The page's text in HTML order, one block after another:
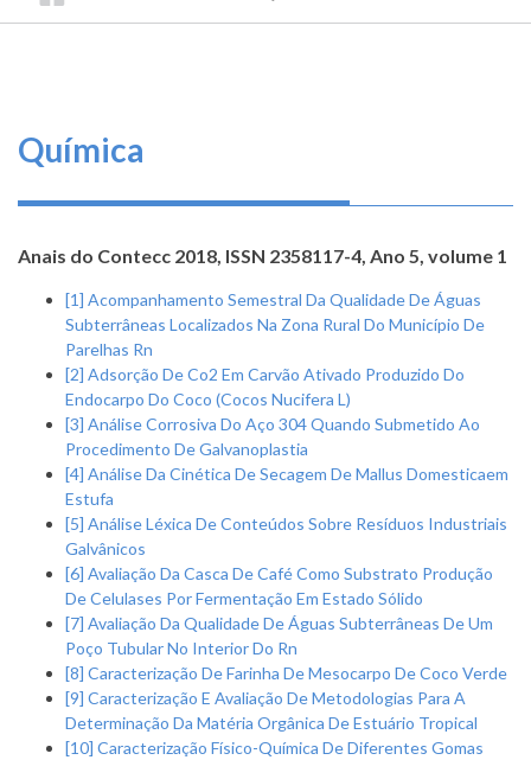
O
Conosco
Transparência
Prestação
Contas
TRILHA
CONSELHO
FEDERAL
Química
Anais do Contecc 2018, ISSN 2358117-4, Ano 5, volume 1
[1] Acompanhamento Semestral Da Qualidade De Águas
Subterrâneas Localizados Na Zona Rural Do Município De
Parelhas Rn
[2] Adsorção De Co2 Em Carvão Ativado Produzido Do
Endocarpo Do Coco (Cocos Nucifera L)
[3] Análise Corrosiva Do Aço 304 Quando Submetido Ao
Procedimento De Galvanoplastia
[4] Análise Da Cinética De Secagem De Mallus Domesticaem
Estufa
[5] Análise Léxica De Conteúdos Sobre Resíduos Industriais
Galvânicos
[6] Avaliação Da Casca De Café Como Substrato Produção
De Celulases Por Fermentação Em Estado Sólido
[7] Avaliação Da Qualidade De Águas Subterrâneas De Um
Poço Tubular No Interior Do Rn
[8] Caracterização De Farinha De Mesocarpo De Coco Verde
[9] Caracterização E Avaliação De Metodologias Para A
Determinação Da Matéria Orgânica De Estuário Tropical
[10] Caracterização Físico-Química De Diferentes Gomas